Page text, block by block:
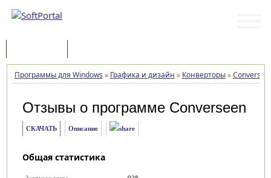
Программы для Windows » Графика и дизайн » Конверторы»
Отзывы о программе Converseen
СКАЧАТЬ Описание
Общая статистика